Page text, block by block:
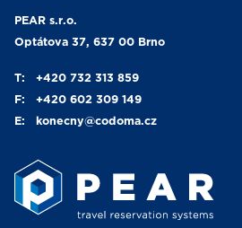
PEAR s.r.o.
Optátova 37, 637 00 Brno
T:
+420 732 313 859
F:
+420 602 309 149
E:
konecny@codoma.cz